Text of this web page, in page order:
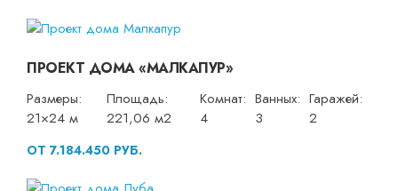
ПРОЕКТ ДОМА «МАЛКАПУР»
Размеры:
21×24 м
Площадь:
221,06 м2
Комнат:
4
Ванных:
3
Гаражей:
2
ОТ 7.184.450 РУБ.